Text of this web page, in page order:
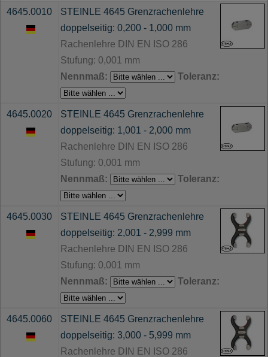
4645.0010
STEINLE 4645 Grenzrachenlehre
doppelseitig: 0,200 - 1,000 mm
Rachenlehre DIN EN ISO 286
Stufung: 0,001 mm
Nennmaß:
Toleranz:
4645.0020
STEINLE 4645 Grenzrachenlehre
doppelseitig: 1,001 - 2,000 mm
Rachenlehre DIN EN ISO 286
Stufung: 0,001 mm
Nennmaß:
Toleranz:
4645.0030
STEINLE 4645 Grenzrachenlehre
doppelseitig: 2,001 - 2,999 mm
Rachenlehre DIN EN ISO 286
Stufung: 0,001 mm
Nennmaß:
Toleranz:
4645.0060
STEINLE 4645 Grenzrachenlehre
doppelseitig: 3,000 - 5,999 mm
Rachenlehre DIN EN ISO 286